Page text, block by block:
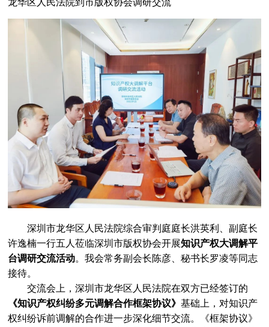
市版权协会助力文博会，连续7年提供版权相关服务 [2023-06-16]
[2023-06-16]
深圳市市场监督管理局关于开展参展作品 著作权免费登记服务的通知 [2023-05-31]
加固企业知识产权壁垒|《原创服饰确权与证据的分享》培训会成功举办 [2023-05-19]
司法知产全保护 | 南山区法院知识产权庭走进荔秀服饰知识产权保护工作站 [2023-05-19]
喜报 | 荔秀服饰文化街区知识产权保护工作站获评“优秀”等级 [2023-04-24]
[2023-04-24]
深圳市版权协会成功举办两场专业论坛，推动知识产权意识提升 [2023-04-24]
“积木像素”惊艳亮相！自助式元宇宙数字展厅编辑系统开启内容创意行业的数字化未来 [2023-04-24]
元宇宙与AI绘画相遇！《不存在美术馆》开启数字艺术新纪元 [2023-04-24]
喜报 | 版权协会获颁5A级社会组织牌匾与证书 [2023-04-14]
[2023-03-24]
党建活动 | 市版权协会党支部及入党积极分子学习两会精神 [2023-03-24]
深圳市龙岗区人民法院知识产权庭一行莅临我会参观交流 [2023-03-17]
龙华区人民法院到市版权协会调研交流
深圳市龙华区人民法院综合审判庭庭长洪英利、副庭长
许逸楠一行五人莅临深圳市版权协会开展知识产权大调解平
台调研交流活动。我会常务副会长陈彦、秘书长罗凌等同志
接待。
交流会上，深圳市龙华区人民法院在双方已经签订的
《知识产权纠纷多元调解合作框架协议》基础上，对知识产
权纠纷诉前调解的合作进一步深化细节交流。《框架协议》